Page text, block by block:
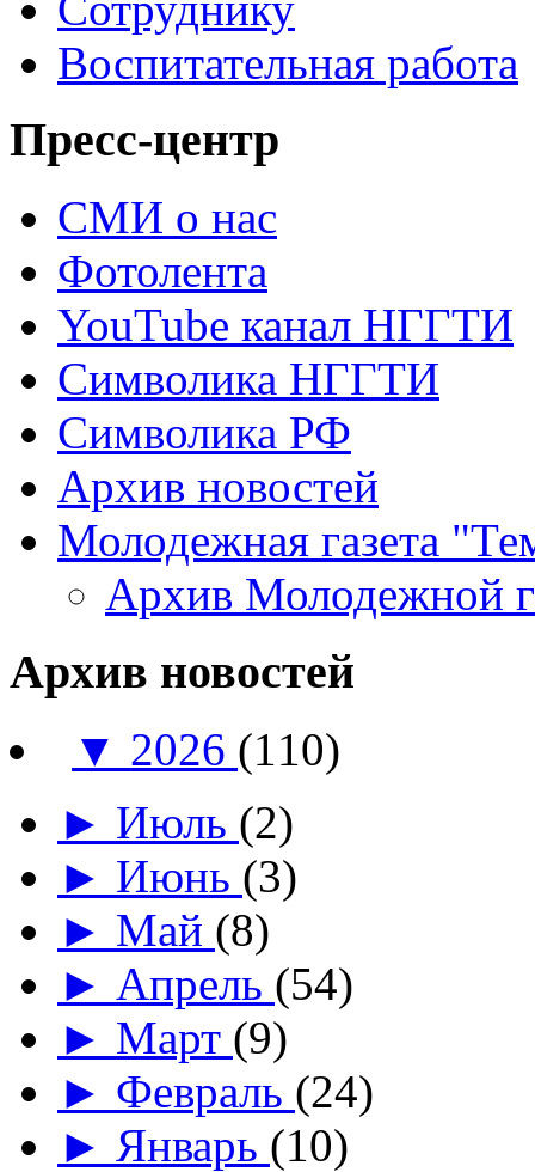
Воспитательная работа
Пресс-центр
СМИ о нас
Фотолента
YouTube канал НГГТИ
Символика НГГТИ
Символика РФ
Архив новостей
Молодежная газета
Архив Молодежной
Архив новостей
▼ 2026 (110)
► Июль (2)
► Июнь (3)
► Май (8)
► Апрель (54)
► Март (9)
► Февраль (24)
► Январь (10)